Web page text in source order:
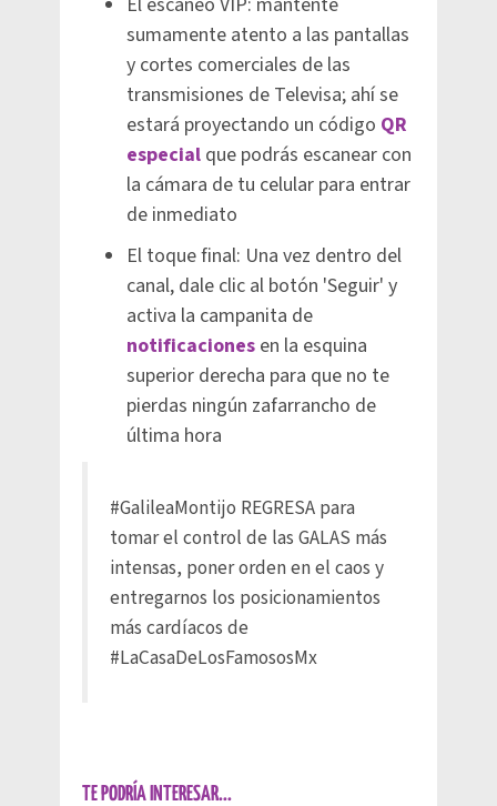
sumamente atento a las pantallas
y cortes comerciales de las
transmisiones de Televisa; ahí se
estará proyectando un código QR
especial que podrás escanear con
la cámara de tu celular para entrar
de inmediato
El toque final: Una vez dentro del
canal, dale clic al botón 'Seguir' y
activa la campanita de
notificaciones en la esquina
superior derecha para que no te
pierdas ningún zafarrancho de
última hora
#GalileaMontijo REGRESA para
tomar el control de las GALAS más
intensas, poner orden en el caos y
entregarnos los posicionamientos
más cardíacos de
#LaCasaDeLosFamososMx
TE PODRÍA INTERESAR...